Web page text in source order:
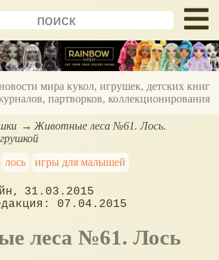
мира кукол, игрушек, детских книг
партворков, коллекционирования
Животные леса №61. Лось.
лось игры для малышей
31.03.2015
07.04.2015
леса №61. Лось